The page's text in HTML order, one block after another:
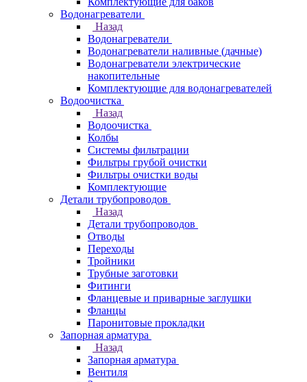
Водонагреватели
Назад
Водонагреватели
Водонагреватели наливные (дачные)
Водонагреватели электрические
накопительные
Комплектующие для водонагревателей
Водоочистка
Назад
Водоочистка
Колбы
Системы фильтрации
Фильтры грубой очистки
Фильтры очистки воды
Комплектующие
Детали трубопроводов
Назад
Детали трубопроводов
Отводы
Переходы
Тройники
Трубные заготовки
Фитинги
Фланцевые и приварные заглушки
Фланцы
Паронитовые прокладки
Запорная арматура
Назад
Запорная арматура
Вентиля